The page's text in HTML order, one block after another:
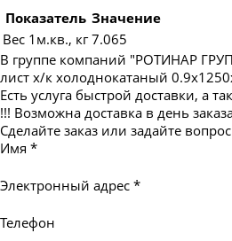
Показатель Значение
Вес 1м.кв., кг 7.065
В группе компаний "РОТИНАР
лист х/к холоднокатаный
Есть услуга быстрой доставки, а
!!! Возможна доставка в день
Сделайте заказ или задайте вопрос
Имя *
Электронный адрес *
Телефон